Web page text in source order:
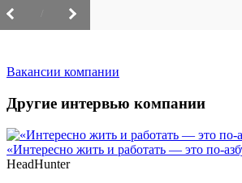
Вакансии компании
Другие интервью компании
«Интересно жить и работать — это по-
HeadHunter